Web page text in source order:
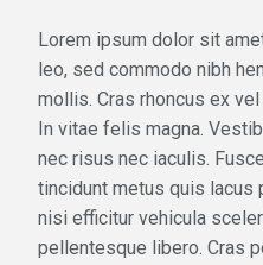
Lorem ipsum dolor sit
leo, sed commodo nibh
mollis. Cras rhoncus ex
In vitae felis magna.
nec risus nec iaculis.
tincidunt metus quis lacus
nisi efficitur vehicula
pellentesque libero. Cras